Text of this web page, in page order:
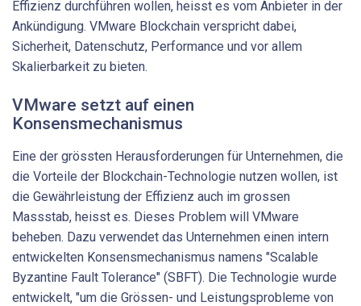
Effizienz durchführen wollen, heisst es vom Anbieter in der
Ankündigung. VMware Blockchain verspricht dabei,
Sicherheit, Datenschutz, Performance und vor allem
Skalierbarkeit zu bieten.
VMware setzt auf einen
Konsensmechanismus
Eine der grössten Herausforderungen für Unternehmen, die
die Vorteile der Blockchain-Technologie nutzen wollen, ist
die Gewährleistung der Effizienz auch im grossen
Massstab, heisst es. Dieses Problem will VMware
beheben. Dazu verwendet das Unternehmen einen intern
entwickelten Konsensmechanismus namens "Scalable
Byzantine Fault Tolerance" (SBFT). Die Technologie wurde
entwickelt, "um die Grössen- und Leistungsprobleme von